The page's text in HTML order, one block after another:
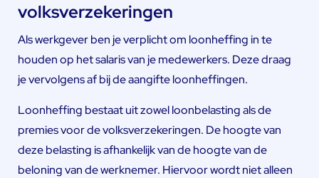
volksverzekeringen
Als werkgever ben je verplicht om loonheffing in te
houden op het salaris van je medewerkers. Deze draag
je vervolgens af bij de aangifte loonheffingen.
Loonheffing bestaat uit zowel loonbelasting als de
premies voor de volksverzekeringen. De hoogte van
deze belasting is afhankelijk van de hoogte van de
beloning van de werknemer. Hiervoor wordt niet alleen